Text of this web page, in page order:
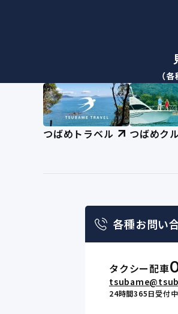
（
つばめトラベル つばめク
各種お問い
タクシー配車
24時間365日受付中